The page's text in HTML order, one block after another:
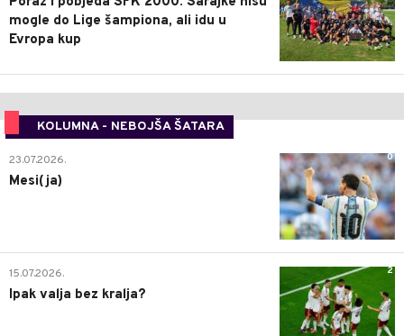
mogle do Lige šampiona, ali idu u
Evropa kup
KOLUMNA - NEBOJŠA ŠATARA
0
23.07.2026.
Mesi(ja)
2
15.07.2026.
Ipak valja bez kralja?